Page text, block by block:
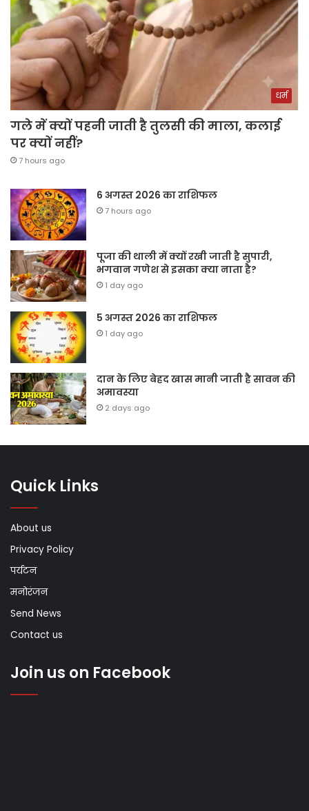
धर्म
गले में क्यों पहनी जाती है तुलसी की माला, कलाई
पर क्यों नहीं?
7 hours ago
6 अगस्त 2026 का राशिफल
7 hours ago
पूजा की थाली में क्यों रखी जाती है सुपारी,
भगवान गणेश से इसका क्या नाता है?
1 day ago
5 अगस्त 2026 का राशिफल
1 day ago
दान के लिए बेहद खास मानी जाती है सावन की
अमावस्या
2 days ago
Quick Links
About us
Privacy Policy
पर्यटन
मनोरंजन
Send News
Contact us
Join us on Facebook